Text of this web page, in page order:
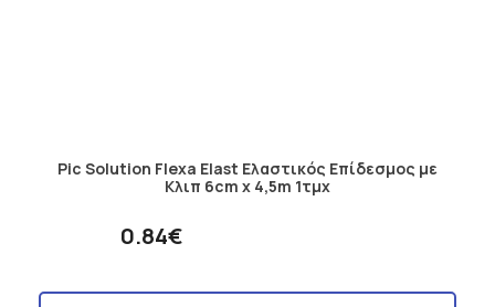
Pic Solution Flexa Elast Ελαστικός Επίδεσμος με
Κλιπ 6cm x 4,5m 1τμχ
0.84€